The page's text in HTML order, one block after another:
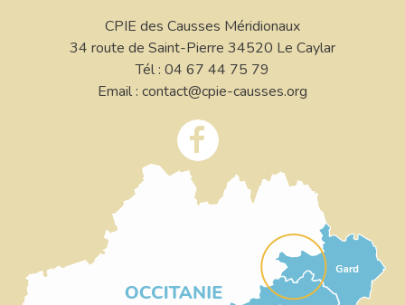
CPIE des Causses Méridionaux
34 route de Saint-Pierre 34520 Le Caylar
Tél : 04 67 44 75 79
Email : contact@cpie-causses.org